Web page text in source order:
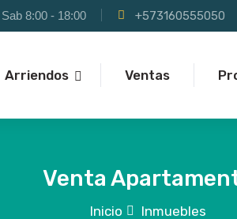
8:00 - 18:00 +573160555050
Arriendos Ventas
Venta
Inicio Inmuebles